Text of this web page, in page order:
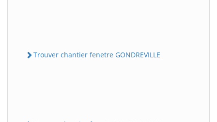
Trouver chantier fenetre GONDREVILLE